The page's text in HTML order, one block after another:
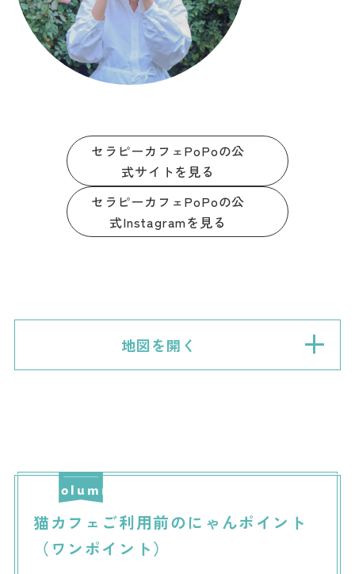
セラピーカフェPoPoの公
式サイトを見る
セラピーカフェPoPoの公
式Instagramを見る
地図を開く
猫カフェご利用前のにゃんポイント
（ワンポイント）